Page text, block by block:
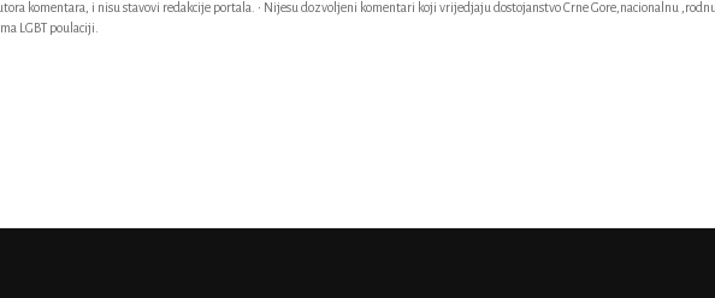
komentara, i nisu stavovi redakcije portala. • Nijesu dozvoljeni komentari koji vrijedjaju dostojanstvo Crne Gore,nacionalnu
LGBT poulaciji.